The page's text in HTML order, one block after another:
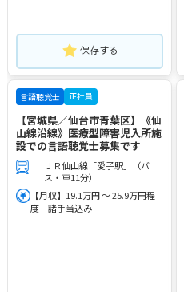
保存する
言語聴覚士 正社員
【宮城県／仙台市青葉区】《仙
山線沿線》医療型障害児入所施
設での言語聴覚士募集です
ＪＲ仙山線「愛子駅」（バ
ス・車11分）
【月収】19.1万円 ～ 25.9万円程
度 諸手当込み